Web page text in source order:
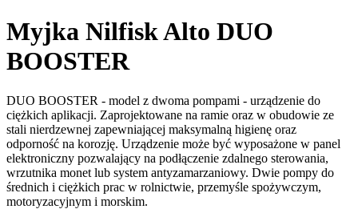
Myjka Nilfisk Alto DUO
BOOSTER
DUO BOOSTER - model z dwoma pompami - urządzenie do
ciężkich aplikacji. Zaprojektowane na ramie oraz w obudowie ze
stali nierdzewnej zapewniającej maksymalną higienę oraz
odporność na korozję. Urządzenie może być wyposażone w panel
elektroniczny pozwalający na podłączenie zdalnego sterowania,
wrzutnika monet lub system antyzamarzaniowy. Dwie pompy do
średnich i ciężkich prac w rolnictwie, przemyśle spożywczym,
motoryzacyjnym i morskim.